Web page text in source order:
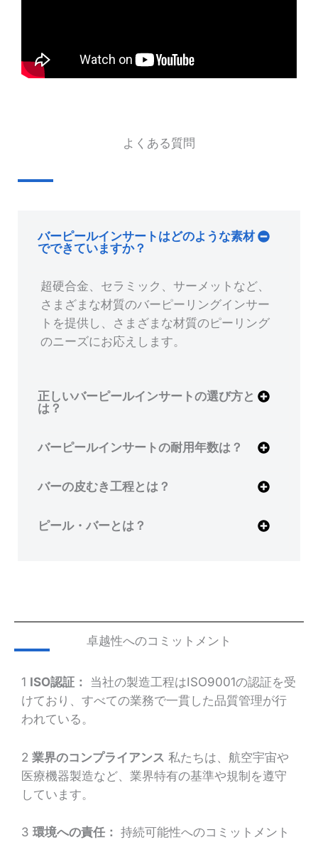
よくある質問
バーピールインサートはどのような素材
でできていますか？
超硬合金、セラミック、サーメットなど、
さまざまな材質のバーピーリングインサー
トを提供し、さまざまな材質のピーリング
のニーズにお応えします。
正しいバーピールインサートの選び方と
は？
バーピールインサートの耐用年数は？
バーの皮むき工程とは？
ピール・バーとは？
卓越性へのコミットメント
1 ISO認証：
当社の製造工程はISO9001の認証を受
けており、すべての業務で一貫した品質管理が行
われている。
2 業界のコンプライアンス 私たちは、航空宇宙や
医療機器製造など、業界特有の基準や規制を遵守
しています。
3 環境への責任： 持続可能性へのコミットメント